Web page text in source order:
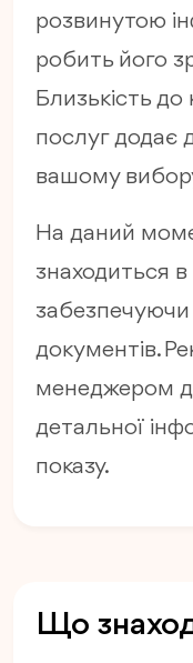
розвинутою
робить його
Близькість до
послуг додає
вашому
На даний
знаходиться в
забезпечуючи
документів.
менеджером
детальної
показу.
Що